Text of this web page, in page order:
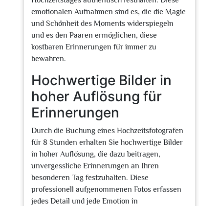
emotionalen Aufnahmen sind es, die die Magie
und Schönheit des Moments widerspiegeln
und es den Paaren ermöglichen, diese
kostbaren Erinnerungen für immer zu
bewahren.
Hochwertige Bilder in
hoher Auflösung für
Erinnerungen
Durch die Buchung eines Hochzeitsfotografen
für 8 Stunden erhalten Sie hochwertige Bilder
in hoher Auflösung, die dazu beitragen,
unvergessliche Erinnerungen an Ihren
besonderen Tag festzuhalten. Diese
professionell aufgenommenen Fotos erfassen
jedes Detail und jede Emotion in